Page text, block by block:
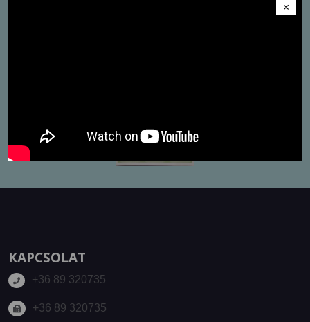
KAPCSOLAT
+36 89 320735
+36 89 320735
×